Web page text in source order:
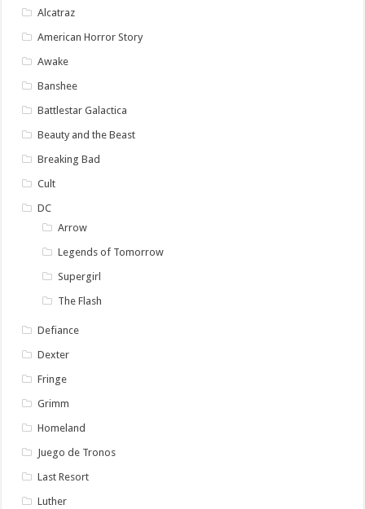
Alcatraz
American Horror Story
Awake
Banshee
Battlestar Galactica
Beauty and the Beast
Breaking Bad
Cult
DC
Arrow
Legends of Tomorrow
Supergirl
The Flash
Defiance
Dexter
Fringe
Grimm
Homeland
Juego de Tronos
Last Resort
Luther